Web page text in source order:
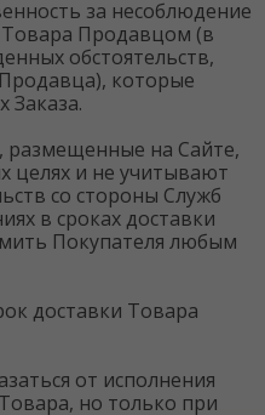
за несоблюдение
Товара Продавцом (в
обстоятельств,
которые
Заказа.
размещенные на Сайте,
целях и не учитывают
со стороны Служб
в сроках доставки
Покупателя любым
доставки Товара
от исполнения
но только при